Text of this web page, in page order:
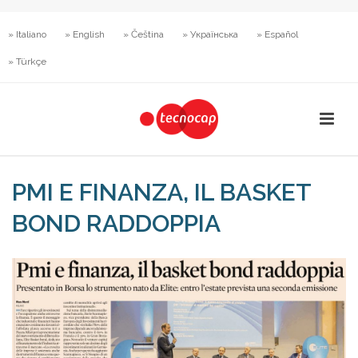
» Italiano » English » Čeština » Українська » Español
» Türkçe
PMI E FINANZA, IL BASKET
BOND RADDOPPIA